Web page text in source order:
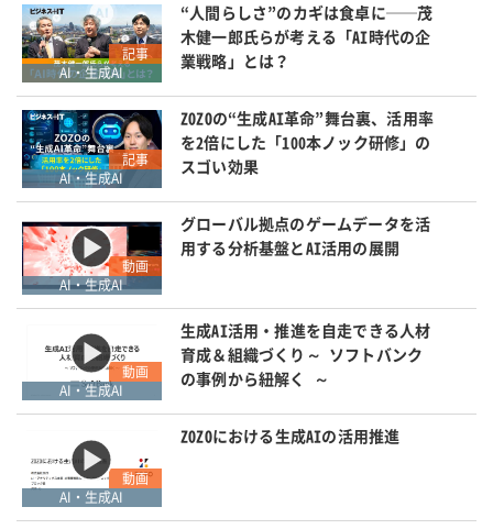
記事
AI・生成AI
“人間らしさ”のカギは食卓に──茂
木健一郎氏らが考える「AI時代の企
業戦略」とは？
記事
AI・生成AI
ZOZOの“生成AI革命”舞台裏、活用率
を2倍にした「100本ノック研修」の
スゴい効果
動画
AI・生成AI
グローバル拠点のゲームデータを活
用する分析基盤とAI活用の展開
動画
AI・生成AI
生成AI活用・推進を自走できる人材
育成＆組織づくり～ ソフトバンク
の事例から紐解く ～
動画
AI・生成AI
ZOZOにおける生成AIの活用推進